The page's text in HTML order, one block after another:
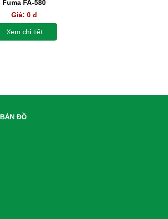
Fuma FA-580
Giá:0 đ
Xem chi tiết
BẢN ĐỒ